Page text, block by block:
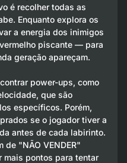
é recolher todas as
Enquanto explora os
a energia dos inimigos
piscante — para
geração apareçam.
power-ups, como
que são
específicos. Porém,
se o jogador tiver a
antes de cada labirinto.
de "NÃO VENDER"
mais pontos para tentar